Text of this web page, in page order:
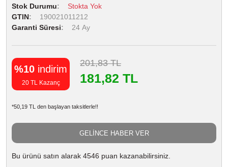
Stok Durumu
Stokta Yok
GTIN
190021011212
Garanti Süresi
24 Ay
%10 indirim
20 TL Kazanç
201,83 TL
181,82 TL
*50,19 TL den başlayan taksitlerle!!
GELİNCE HABER VER
Bu ürünü satın alarak 4546 puan kazanabilirsiniz.